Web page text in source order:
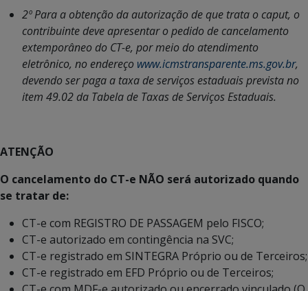
2º Para a obtenção da autorização de que trata o caput, o
contribuinte deve apresentar o pedido de cancelamento
extemporâneo do CT-e, por meio do atendimento
eletrônico, no endereço www.icmstransparente.ms.gov.br,
devendo ser paga a taxa de serviços estaduais prevista no
item 49.02 da Tabela de Taxas de Serviços Estaduais.
ATENÇÃO
O cancelamento do CT-e NÃO será autorizado quando
se tratar de:
CT-e com REGISTRO DE PASSAGEM pelo FISCO;
CT-e autorizado em contingência na SVC;
CT-e registrado em SINTEGRA Próprio ou de Terceiros;
CT-e registrado em EFD Próprio ou de Terceiros;